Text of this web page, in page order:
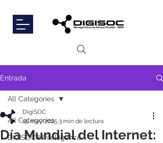
Entrada
All Categories
DIGISOC®Intelligence
All Categories
Día Mundial del Internet:
DigiSOC
15 may 2025 3 min de lectura